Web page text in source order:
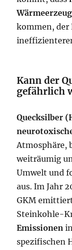
kommen, der
Kann der
gefährlich
Quecksilber
Atmosphäre,
weiträumig
Umwelt und
aus. Im Jahr
GKM
Steinkohle-
Emissionen
spezifischen